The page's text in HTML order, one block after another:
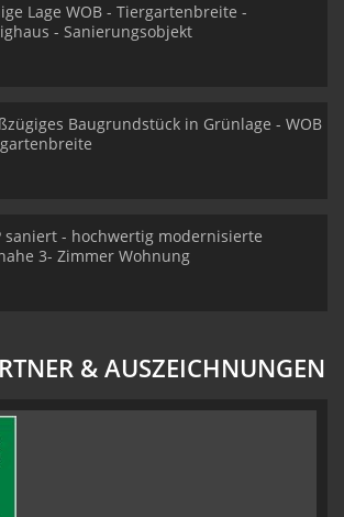
Lage WOB - Tiergartenbreite -
- Sanierungsobjekt
Baugrundstück in Grünlage - WOB
saniert - hochwertig modernisierte
3- Zimmer Wohnung
& AUSZEICHNUNGEN